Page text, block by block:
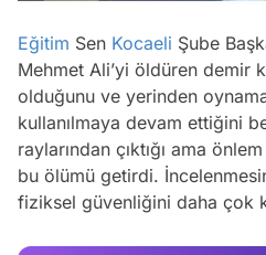
Eğitim Sen Kocaeli Şube
Mehmet Ali’yi öldüren demir
olduğunu ve yerinden
kullanılmaya devam ettiğini
raylarından çıktığı ama
bu ölümü getirdi.
fiziksel güvenliğini daha çok